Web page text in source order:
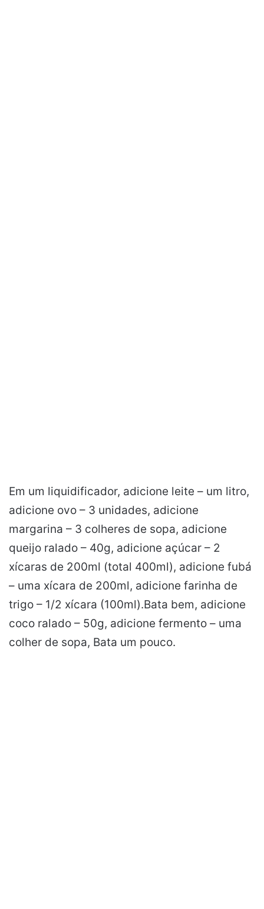
Em um liquidificador, adicione leite – um litro,
adicione ovo – 3 unidades, adicione
margarina – 3 colheres de sopa, adicione
queijo ralado – 40g, adicione açúcar – 2
xícaras de 200ml (total 400ml), adicione fubá
– uma xícara de 200ml, adicione farinha de
trigo – 1/2 xícara (100ml).Bata bem, adicione
coco ralado – 50g, adicione fermento – uma
colher de sopa, Bata um pouco.